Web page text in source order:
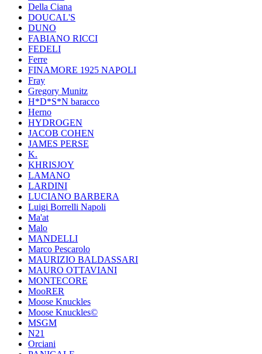
Della Ciana
DOUCAL'S
DUNO
FABIANO RICCI
FEDELI
Ferre
FINAMORE 1925 NAPOLI
Fray
Gregory Munitz
H*D*S*N baracco
Herno
HYDROGEN
JACOB COHEN
JAMES PERSE
K.
KHRISJOY
LAMANO
LARDINI
LUCIANO BARBERA
Luigi Borrelli Napoli
Ma'at
Malo
MANDELLI
Marco Pescarolo
MAURIZIO BALDASSARI
MAURO OTTAVIANI
MONTECORE
MooRER
Moose Knuckles
Moose Knuckles©️
MSGM
N21
Orciani